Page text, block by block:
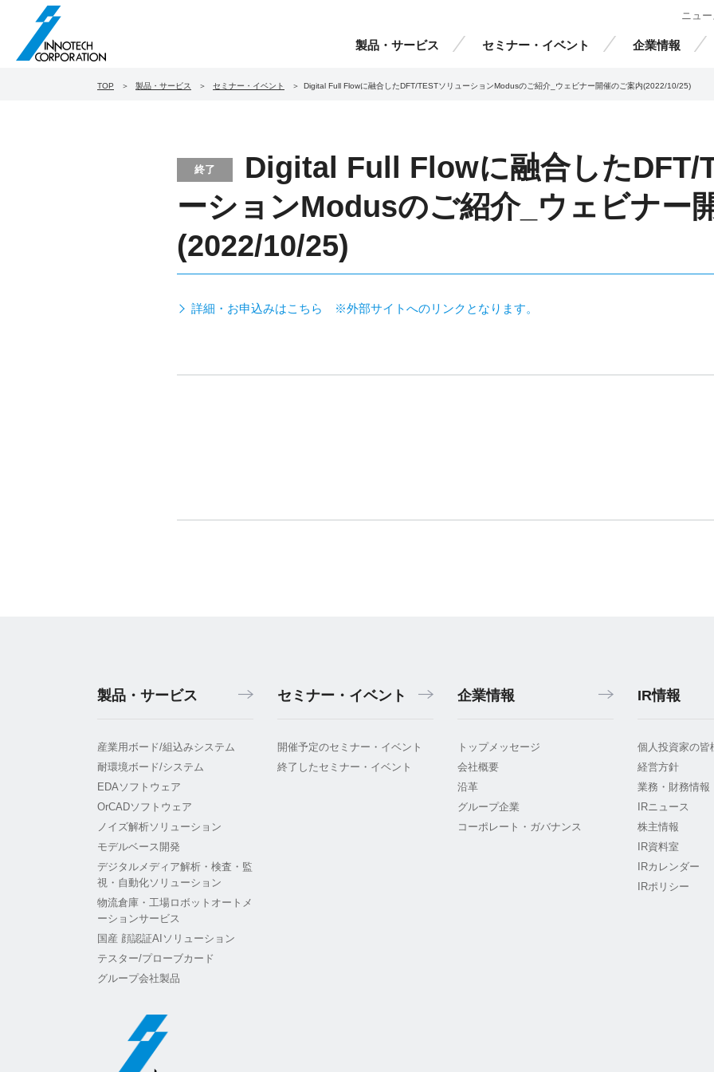
製品・サービス セミナー・イベント 企業情報
ニュ
TOP 製品・サービス セミナー・イベント Digital Full Flowに融合したDFT/TESTソリューションModusのご紹介_ウェビナー開催のご案内(2022/10/25)
終了
Digital Full Flowに融合したDFT/
ーションModusのご紹介_ウェビナー
(2022/10/25)
詳細・お申込みはこちら ※外部サイトへのリンクとなります。
製品・サービス
産業用ボード/組込みシステム
耐環境ボード/システム
EDAソフトウェア
OrCADソフトウェア
ノイズ解析ソリューション
モデルベース開発
デジタルメディア解析・検査・監
視・自動化ソリューション
物流倉庫・工場ロボットオートメ
ーションサービス
国産 顔認証AIソリューション
テスター/プローブカード
グループ会社製品
セミナー・イベント
開催予定のセミナー・イベント
終了したセミナー・イベント
企業情報
トップメッセージ
会社概要
沿革
グループ企業
コーポレート・ガバナンス
IR情報
個人投資家の皆
経営方針
業務・財務情報
IRニュース
株主情報
IR資料室
IRカレンダー
IRポリシー